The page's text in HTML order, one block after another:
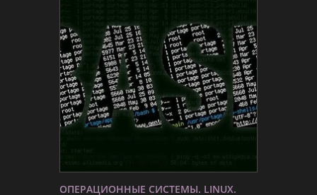
ОПЕРАЦИОННЫЕ СИСТЕМЫ. LINUX.